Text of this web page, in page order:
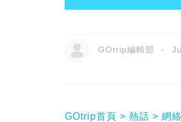
GOtrip編輯部
GOtrip首頁 熱話 網